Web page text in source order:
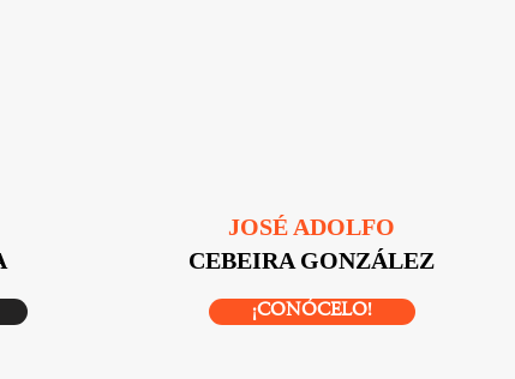
JOSÉ ADOLFO
CEBEIRA GONZÁLEZ
¡CONÓCELO!